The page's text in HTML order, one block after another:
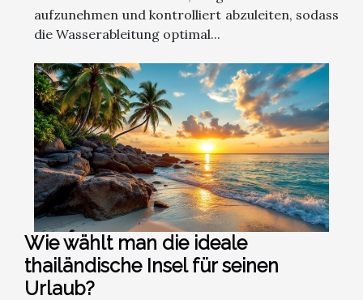
aufzunehmen und kontrolliert abzuleiten, sodass
die Wasserableitung optimal...
Wie wählt man die ideale
thailändische Insel für seinen
Urlaub?